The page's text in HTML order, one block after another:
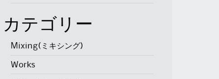
カテゴリー
Mixing(ミキシング)
Works